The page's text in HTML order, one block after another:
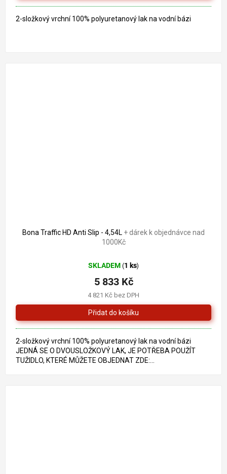
2-složkový vrchní 100% polyuretanový lak na vodní bázi
Bona Traffic HD Anti Slip - 4,54L + dárek k objednávce nad
1000Kč
SKLADEM (1 ks)
4 821 Kč bez DPH
5 833 Kč
2-složkový vrchní 100% polyuretanový lak na vodní bázi
JEDNÁ SE O DVOUSLOŽKOVÝ LAK, JE POTŘEBA POUŽÍT
TUŽIDLO, KTERÉ MŮŽETE OBJEDNAT ZDE:...